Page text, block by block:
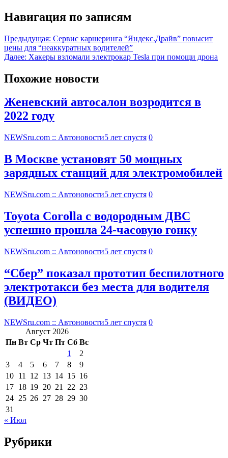
Навигация по записям
Предыдущая: Сервис каршеринга “Яндекс.Драйв” повысит
цены для “неаккуратных водителей”
Далее: Хакеры взломали электрокар Tesla при помощи дрона
Похожие новости
Женевский автосалон возродится в
2022 году
NEWSru.com :: Автоновости5 лет спустя 0
В Москве установят 50 мощных
зарядных станций для электромобилей
NEWSru.com :: Автоновости5 лет спустя 0
Toyota Corolla с водородным ДВС
успешно прошла 24-часовую гонку
NEWSru.com :: Автоновости5 лет спустя 0
“Сбер” показал прототип беспилотного
электротакси без места для водителя
(ВИДЕО)
NEWSru.com :: Автоновости5 лет спустя 0
Август 2026
Пн Вт Ср Чт Пт Сб Вс
1
2
3
4 5 6 7 8
9
10 11 12 13 14 15 16
17 18 19 20 21 22 23
24 25 26 27 28 29 30
31
« Июл
Рубрики